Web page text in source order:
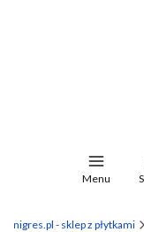
Menu
- sklep z płytkami